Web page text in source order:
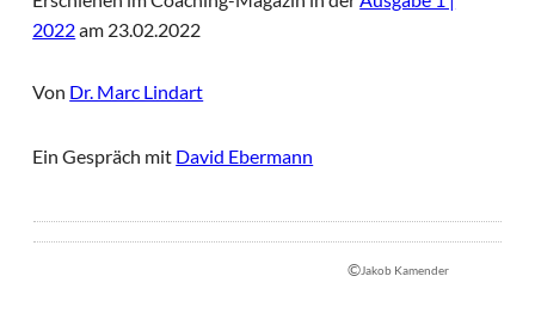
2022am 23.02.2022
Von Dr. Marc Lindart
Ein Gespräch mit David Ebermann
©Jakob Kamender